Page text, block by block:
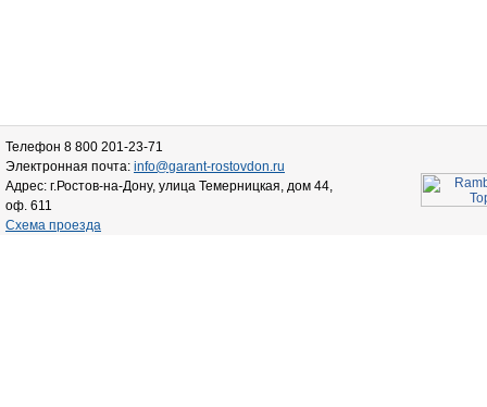
Телефон 8 800 201-23-71
Электронная почта: info@garant-rostovdon.ru
Адрес: г.Ростов-на-Дону, улица Темерницкая, дом 44,
оф. 611
Схема проезда